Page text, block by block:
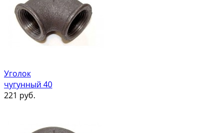
Уголок
чугунный 40
221 руб.